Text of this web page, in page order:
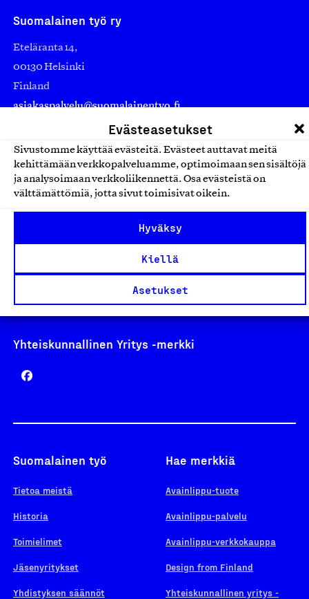
Evästeasetukset
Sivustomme käyttää evästeitä. Evästeet auttavat meitä
kehittämään verkkopalveluamme, optimoimaan sen sisältöjä
ja analysoimaan verkkoliikennettä. Osa evästeistä on
välttämättömiä, jotta sivut toimisivat oikein.
Hyväksy
Kiellä
Asetukset
Suomalainen työ ry
Eteläranta 14,
00130 Helsinki
Finland
asiakaspalvelu@suomalainentyo.fi
laskutus@suomalainentyo.fi
Avainlippu
Design From Finland
Yhteiskunnallinen Yritys -merkki
Suomalainen työ
Tietoa meistä
Historia
Toimielimet
Jäsenyritykset
Yhdistyksen säännöt
Hae merkkiä
Avainlippu-tuote
Avainlippu-palvelu
Avainlippu-verkkokauppa
Design from Finland
Yhteiskunnallinen yritys -